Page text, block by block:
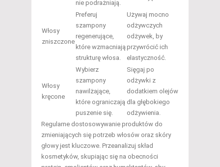
nie podrażniają.
Włosy
zniszczone
Preferuj
szampony
regenerujące,
które wzmacniają
strukturę włosa.
Używaj mocno
odżywczych
odżywek, by
przywrócić ich
elastyczność.
Włosy
kręcone
Wybierz
szampony
nawilżające,
które ograniczają
puszenie się.
Sięgaj po
odżywki z
dodatkiem olejów
dla głębokiego
odżywienia.
Regularne dostosowywanie produktów do
zmieniających się potrzeb włosów oraz skóry
głowy jest kluczowe. Przeanalizuj skład
kosmetyków, skupiając się na obecności